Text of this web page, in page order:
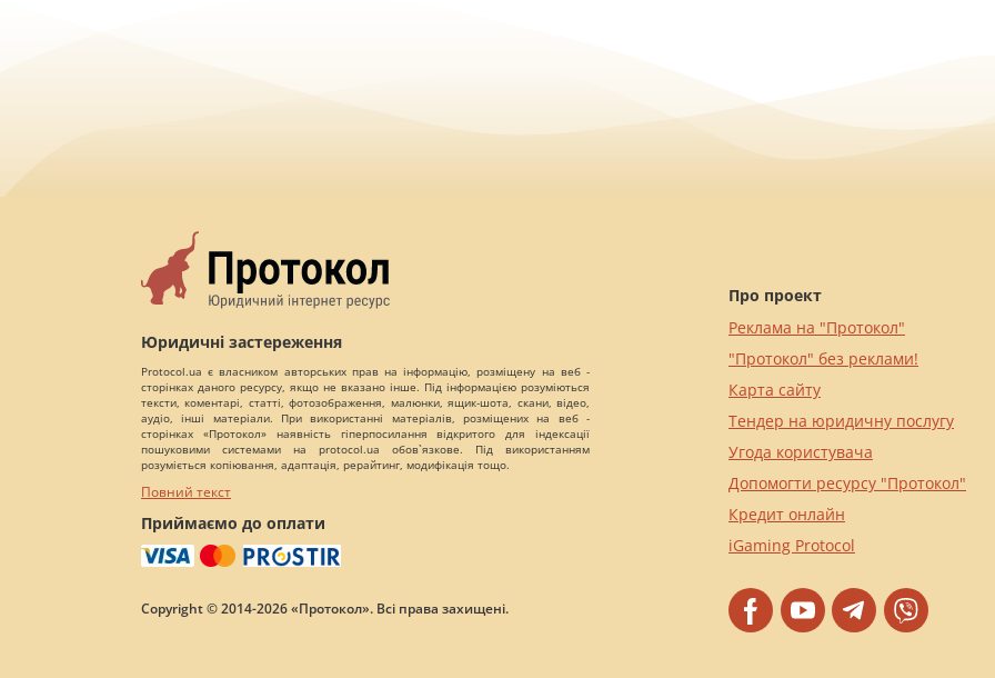
Юридичні застереження
Protocol.ua є власником авторських прав на інформацію, розміщену на веб -
сторінках даного ресурсу, якщо не вказано інше. Під інформацією розуміються
тексти, коментарі, статті, фотозображення, малюнки, ящик-шота, скани, відео,
аудіо, інші матеріали. При використанні матеріалів, розміщених на веб -
сторінках «Протокол» наявність гіперпосилання відкритого для індексації
пошуковими системами на protocol.ua обов`язкове. Під використанням
розуміється копіювання, адаптація, рерайтинг, модифікація тощо.
Повний текст
Приймаємо до оплати
Copyright © 2014-2026 «Протокол». Всі права захищені.
Про проект
Реклама на "Протокол"
"Протокол" без реклами!
Карта сайту
Тендер на юридичну послугу
Угода користувача
Допомогти ресурсу "Протокол"
Кредит онлайн
iGaming Protocol